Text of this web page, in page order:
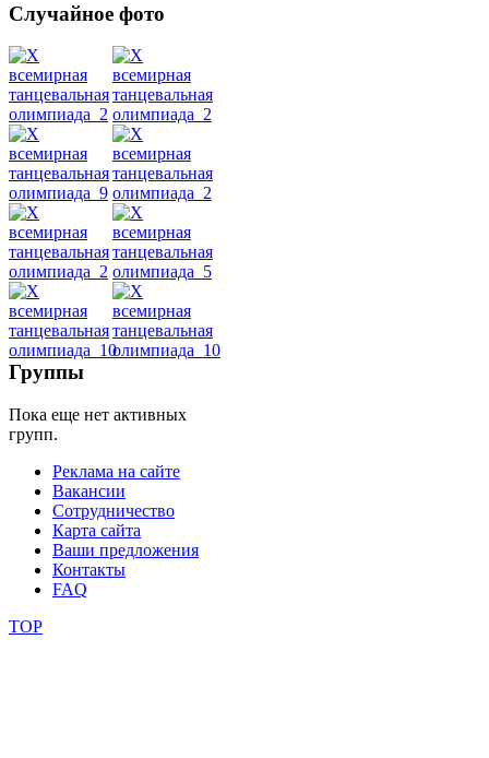
Случайное фото
Группы
Пока еще нет активных
групп.
Реклама на сайте
Вакансии
Сотрудничество
Карта сайта
Ваши предложения
Контакты
FAQ
TOP